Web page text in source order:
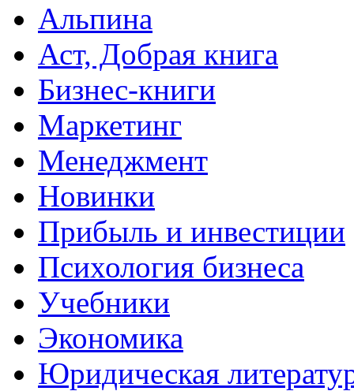
Альпина
Аст, Добрая книга
Бизнес-книги
Маркетинг
Менеджмент
Новинки
Прибыль и инвестиции
Психология бизнеса
Учебники
Экономика
Юридическая